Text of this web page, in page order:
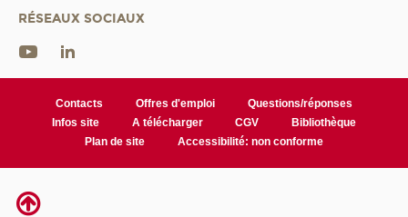
RÉSEAUX SOCIAUX
Contacts Offres d'emploi
Questions/réponses
Infos site
A télécharger CGV
Bibliothèque
Plan de site
Accessibilité: non conforme